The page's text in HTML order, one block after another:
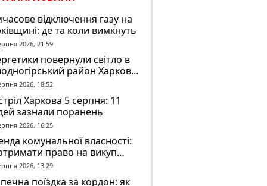
відключення газу на
де та коли вимкнуть
2026, 21:59
повернули світло в
район Харкова
ворожого обстрілу
2026, 18:52
Харкова 5 серпня: 11
зазнали поранень
2026, 16:25
комунальної власності:
право на викуп
2026, 13:29
поїздка за кордон: як